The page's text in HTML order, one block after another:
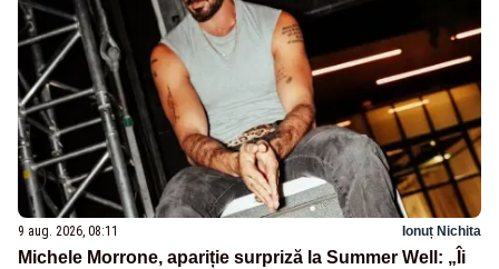
9 aug. 2026, 08:11 Ionuț Nichita
Michele Morrone, apariție surpriză la Summer Well: „Îi